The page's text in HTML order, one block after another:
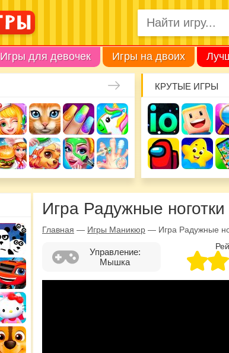
Игры для девочек Игры на двоих
КРУТЫЕ ИГРЫ
Игра Радужные ноготки
Главная — Игры Маникюр — Игра Радужные
Управление:
Мышка